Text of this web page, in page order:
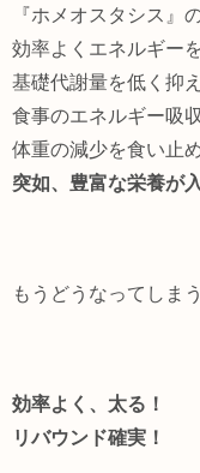
『ホメオスタシス』
効率よくエネルギー
基礎代謝量を低く抑
食事のエネルギー吸
体重の減少を食い止
突如、豊富な栄養が
もうどうなってしま
効率よく、太る！
リバウンド確実！